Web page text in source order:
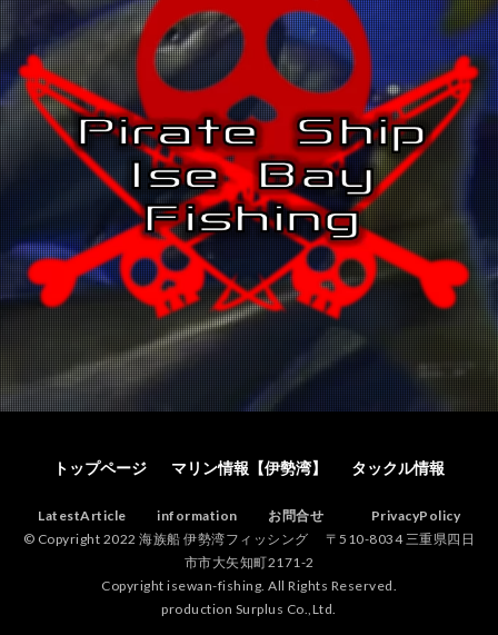
トップページ マリン情報【伊勢湾】 タックル情報
LatestArticle information お問合せ
PrivacyPolicy
© Copyright 2022 海族船 伊勢湾フィッシング 〒510-8034 三重県四日
市市大矢知町2171-2
Copyright isewan-fishing. All Rights Reserved.
production Surplus Co.,Ltd.